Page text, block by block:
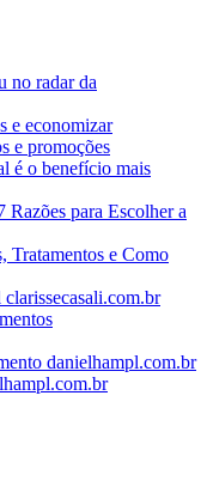
no radar da
e economizar
e promoções
é o benefício mais
para Escolher a
Tratamentos e Como
danielhampl.com.br